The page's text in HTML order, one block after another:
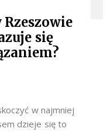
się
w najmniej
dzieje się to